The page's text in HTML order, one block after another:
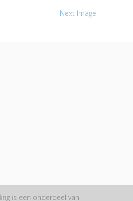
Next Image
is een onderdeel van